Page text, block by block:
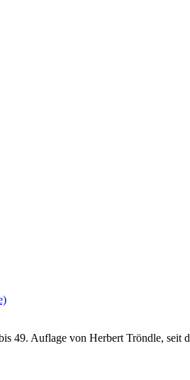
49. Auflage von Herbert Tröndle, seit